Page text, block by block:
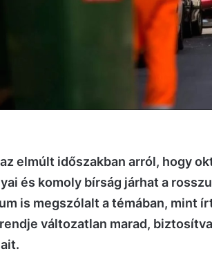
elmúlt időszakban arról, hogy
és komoly bírság járhat a
is megszólalt a témában, mint
változatlan marad,